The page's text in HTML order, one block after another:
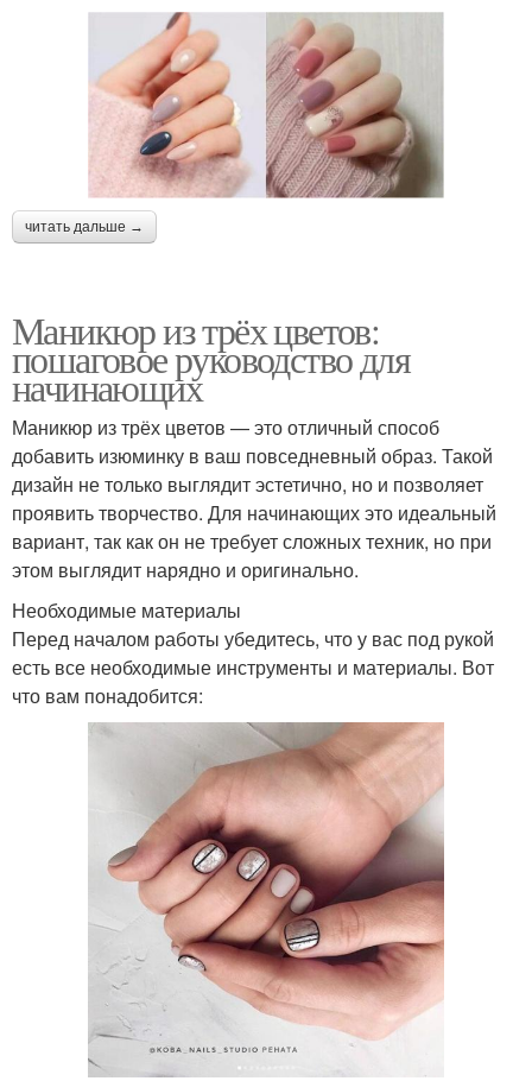
читать дальше →
Маникюр из трёх цветов:
пошаговое руководство для
начинающих
Маникюр из трёх цветов — это отличный способ
добавить изюминку в ваш повседневный образ. Такой
дизайн не только выглядит эстетично, но и позволяет
проявить творчество. Для начинающих это идеальный
вариант, так как он не требует сложных техник, но при
этом выглядит нарядно и оригинально.
Необходимые материалы
Перед началом работы убедитесь, что у вас под рукой
есть все необходимые инструменты и материалы. Вот
что вам понадобится: